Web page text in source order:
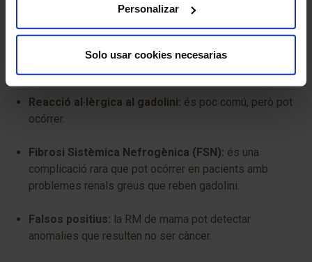
Personalizar
Solo usar cookies necesarias
La RM de mama és una prova segura, però com
qualsevol procediment mèdic, pot comportar alguns
Reacció al·lèrgica al gadolini: és poc comú, però pot
ocórrer.
Fibrosi Sistèmica Nefrogènica (FSN): és una
complicació rara que pot ocórrer en pacients amb
problemes renals greus que reben gadolini.
Falsos positius: la RM de mama pot detectar
anomalies que resulten no ser càncer.